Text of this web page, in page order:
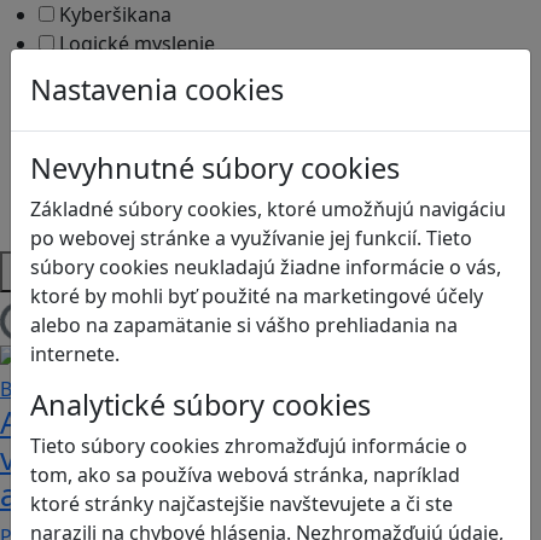
Nastavenia cookies
Nevyhnutné súbory cookies
Základné súbory cookies, ktoré umožňujú navigáciu
po webovej stránke a využívanie jej funkcií. Tieto
súbory cookies neukladajú žiadne informácie o vás,
ktoré by mohli byť použité na marketingové účely
alebo na zapamätanie si vášho prehliadania na
internete.
Analytické súbory cookies
Tieto súbory cookies zhromažďujú informácie o
tom, ako sa používa webová stránka, napríklad
ktoré stránky najčastejšie navštevujete a či ste
narazili na chybové hlásenia. Nezhromažďujú údaje,
Kyberšikana
Logické myslenie
Ľudské práva a tolerancia
Motorika a koncentrácia
Programovanie/Technika
Sociálne zručnosti a kooperácia
Strategické myslenie
Zdravie a pohyb
Platformy
Načítam blogy
Ako biele krvinky bojujú proti
vírusom a baktériám? Hra Bunky v
akcii je zábavnou lekciou o imunite